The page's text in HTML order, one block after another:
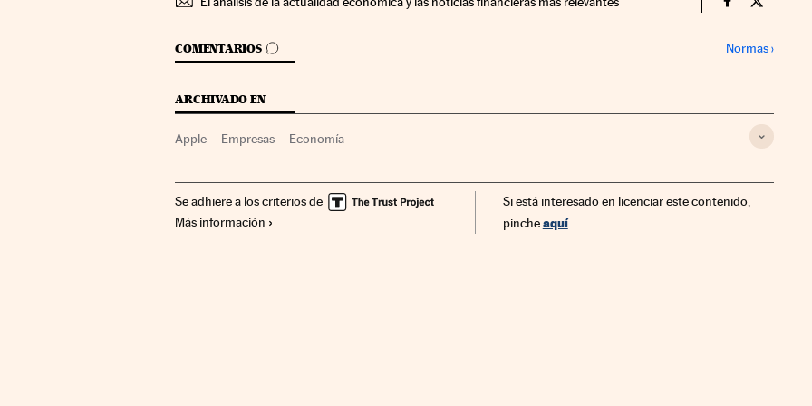
Companias
COMENTARIOS
IR A LOS COMENTARIOS Normas›
ARCHIVADO EN
Apple Empresas Economía
Se adhiere a los criterios de
Más información
Si está interesado en licenciar este contenido,
pincheaquí